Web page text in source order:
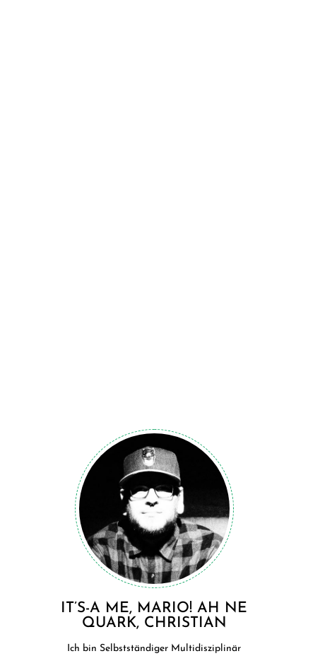
IT’S-A ME, MARIO! AH NE
QUARK, CHRISTIAN
Ich bin Selbstständiger Multidisziplinär